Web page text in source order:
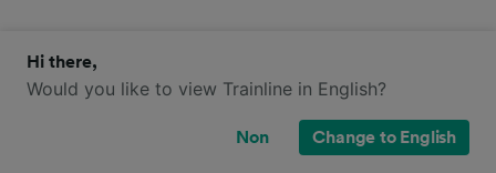
7 h 1 min ,2 changements
Hi there,
Would you like to view Trainline in English?
Non Change to English